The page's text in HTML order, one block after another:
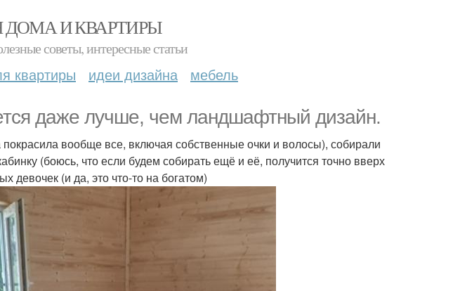
ДОМА И КВАРТИРЫ
советы, интересные статьи
квартиры идеи дизайна мебель
даже лучше, чем ландшафтный дизайн.
вообще все, включая собственные очки и волосы), собирали
(боюсь, что если будем собирать ещё и её, получится точно вверх
девочек (и да, это что-то на богатом)